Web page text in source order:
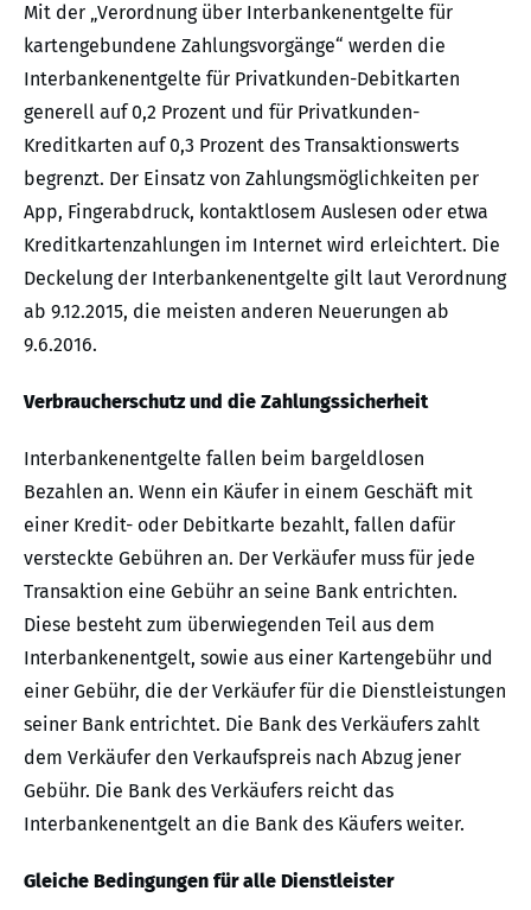
Mit der „Verordnung über Interbankenentgelte für
kartengebundene Zahlungsvorgänge“ werden die
Interbankenentgelte für Privatkunden-Debitkarten
generell auf 0,2 Prozent und für Privatkunden-
Kreditkarten auf 0,3 Prozent des Transaktionswerts
begrenzt. Der Einsatz von Zahlungsmöglichkeiten per
App, Fingerabdruck, kontaktlosem Auslesen oder etwa
Kreditkartenzahlungen im Internet wird erleichtert. Die
Deckelung der Interbankenentgelte gilt laut Verordnung
ab 9.12.2015, die meisten anderen Neuerungen ab
9.6.2016.
Verbraucherschutz und die Zahlungssicherheit
Interbankenentgelte fallen beim bargeldlosen
Bezahlen an. Wenn ein Käufer in einem Geschäft mit
einer Kredit- oder Debitkarte bezahlt, fallen dafür
versteckte Gebühren an. Der Verkäufer muss für jede
Transaktion eine Gebühr an seine Bank entrichten.
Diese besteht zum überwiegenden Teil aus dem
Interbankenentgelt, sowie aus einer Kartengebühr und
einer Gebühr, die der Verkäufer für die Dienstleistungen
seiner Bank entrichtet. Die Bank des Verkäufers zahlt
dem Verkäufer den Verkaufspreis nach Abzug jener
Gebühr. Die Bank des Verkäufers reicht das
Interbankenentgelt an die Bank des Käufers weiter.
Gleiche Bedingungen für alle Dienstleister